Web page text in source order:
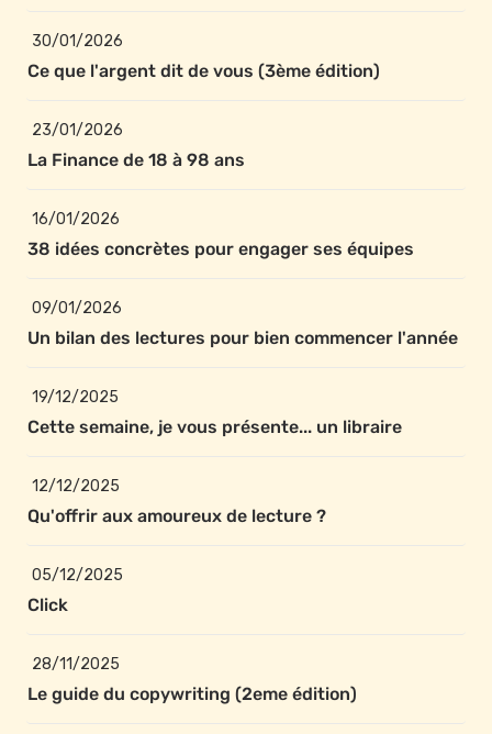
Ce que l'argent dit de vous (3ème édition)
30/01/2026
La Finance de 18 à 98 ans
23/01/2026
38 idées concrètes pour engager ses équipes
16/01/2026
Un bilan des lectures pour bien commencer l'année
09/01/2026
Cette semaine, je vous présente... un libraire
19/12/2025
Qu'offrir aux amoureux de lecture ?
12/12/2025
Click
05/12/2025
Le guide du copywriting (2eme édition)
28/11/2025